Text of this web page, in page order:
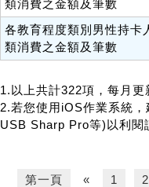
類消費之金額及筆數
各教育程度類別男性持卡
類消費之金額及筆數
1.以上共計322項，每月更
2.若您使用iOS作業系統
USB Sharp Pro等)以利閱
第一頁 « 1 2